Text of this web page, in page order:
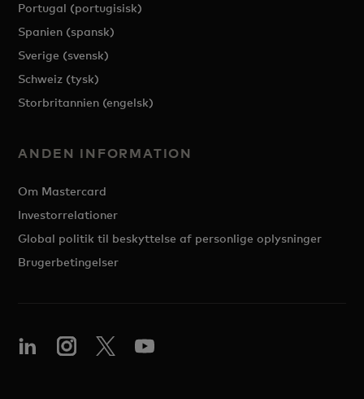
Portugal (portugisisk)
Spanien (spansk)
Sverige (svensk)
Schweiz (tysk)
Storbritannien (engelsk)
ANDEN INFORMATION
Om Mastercard
Investorrelationer
Global politik til beskyttelse af personlige oplysninger
Brugerbetingelser